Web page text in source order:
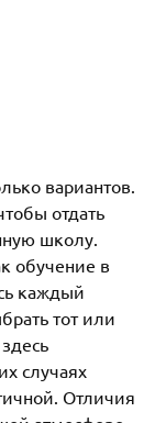
вариантов.
отдать
школу.
обучение в
каждый
тот или
случаях
Отличия